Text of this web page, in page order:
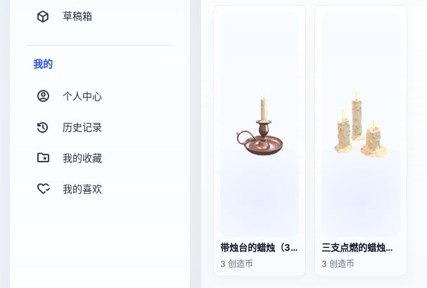
草稿箱
我的
个人中心
历史记录
我的收藏
我的喜欢
带烛台的蜡烛（3D动画模型）
3 创造币
三支点燃的蜡烛（3D动画模型）
3 创造币